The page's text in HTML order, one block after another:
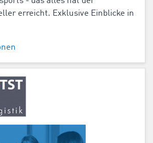
erreicht. Exklusive Einblicke in